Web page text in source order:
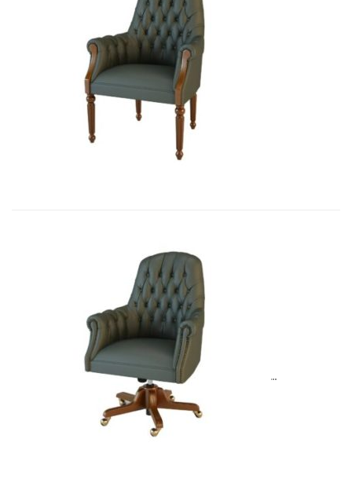
Art&Moble 01013FB Кресло посетит...
Art&Moble 01013G Кресло конфиде�...
6 954,57€